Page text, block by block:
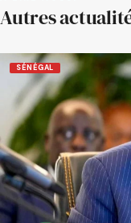
Autres
SÉNÉGAL